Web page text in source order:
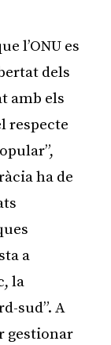
l’ONU es
dels
amb els
respecte
ha de
a
la
sud”. A
gestionar